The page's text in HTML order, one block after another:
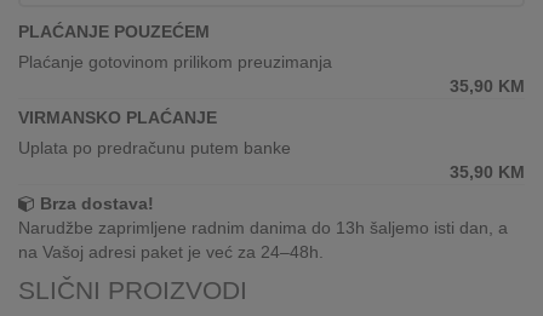
NOVO
PONUDI
KUPOVINA
NA
PLAĆANJE POUZEĆEM
Plaćanje gotovinom prilikom preuzimanja
35,90 KM
VIRMANSKO PLAĆANJE
Uplata po predračunu putem banke
35,90 KM
Brza dostava!
Narudžbe zaprimljene radnim danima do 13h šaljemo isti dan, a
na Vašoj adresi paket je već za 24–48h.
SLIČNI PROIZVODI